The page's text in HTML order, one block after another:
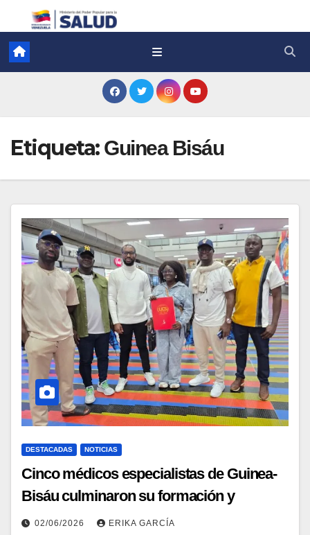
Etiqueta: Guinea Bisáu
DESTACADAS NOTICIAS
Cinco médicos especialistas de Guinea-
Bisáu culminaron su formación y
retornan a su patria
02/06/2026 ERIKA GARCÍA